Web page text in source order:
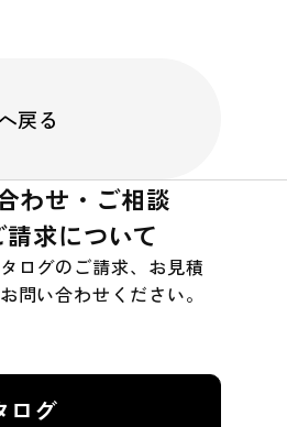
戻る
わせ・ご相談
求について
ログのご請求、お見積
問い合わせください。
ログ